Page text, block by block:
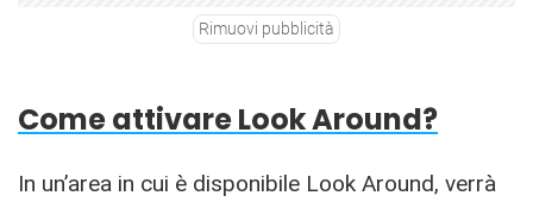
Rimuovi pubblicità
Come attivare Look Around?
In un’area in cui è disponibile Look Around, verrà